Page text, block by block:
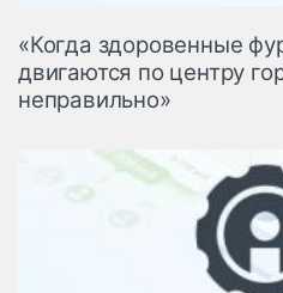
«Когда здоровенные
двигаются по центру
неправильно»